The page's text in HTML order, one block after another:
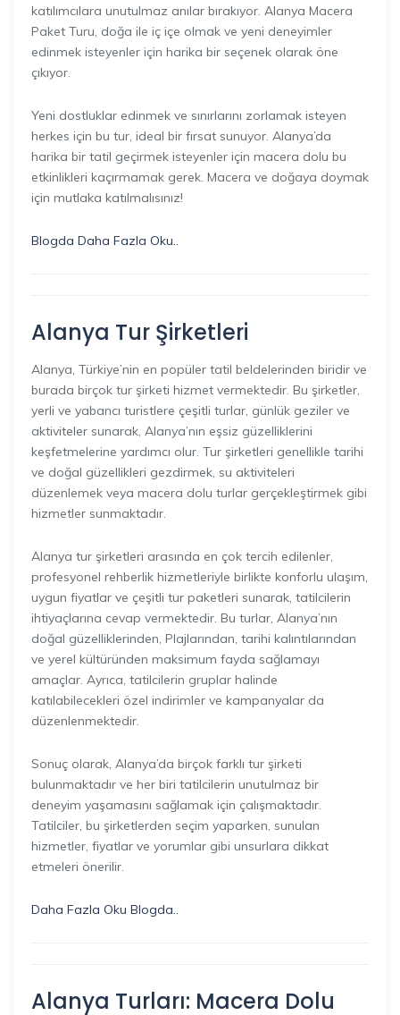
katılımcılara unutulmaz anılar bırakıyor. Alanya Macera
Paket Turu, doğa ile iç içe olmak ve yeni deneyimler
edinmek isteyenler için harika bir seçenek olarak öne
çıkıyor.
Yeni dostluklar edinmek ve sınırlarını zorlamak isteyen
herkes için bu tur, ideal bir fırsat sunuyor. Alanya’da
harika bir tatil geçirmek isteyenler için macera dolu bu
etkinlikleri kaçırmamak gerek. Macera ve doğaya doymak
için mutlaka katılmalısınız!
Blogda Daha Fazla Oku..
Alanya Tur Şirketleri
Alanya, Türkiye’nin en popüler tatil beldelerinden biridir ve
burada birçok tur şirketi hizmet vermektedir. Bu şirketler,
yerli ve yabancı turistlere çeşitli turlar, günlük geziler ve
aktiviteler sunarak, Alanya’nın eşsiz güzelliklerini
keşfetmelerine yardımcı olur. Tur şirketleri genellikle tarihi
ve doğal güzellikleri gezdirmek, su aktiviteleri
düzenlemek veya macera dolu turlar gerçekleştirmek gibi
hizmetler sunmaktadır.
Alanya tur şirketleri arasında en çok tercih edilenler,
profesyonel rehberlik hizmetleriyle birlikte konforlu ulaşım,
uygun fiyatlar ve çeşitli tur paketleri sunarak, tatilcilerin
ihtiyaçlarına cevap vermektedir. Bu turlar, Alanya’nın
doğal güzelliklerinden, Plajlarından, tarihi kalıntılarından
ve yerel kültüründen maksimum fayda sağlamayı
amaçlar. Ayrıca, tatilcilerin gruplar halinde
katılabilecekleri özel indirimler ve kampanyalar da
düzenlenmektedir.
Sonuç olarak, Alanya’da birçok farklı tur şirketi
bulunmaktadır ve her biri tatilcilerin unutulmaz bir
deneyim yaşamasını sağlamak için çalışmaktadır.
Tatilciler, bu şirketlerden seçim yaparken, sunulan
hizmetler, fiyatlar ve yorumlar gibi unsurlara dikkat
etmeleri önerilir.
Daha Fazla Oku Blogda..
Alanya Turları: Macera Dolu